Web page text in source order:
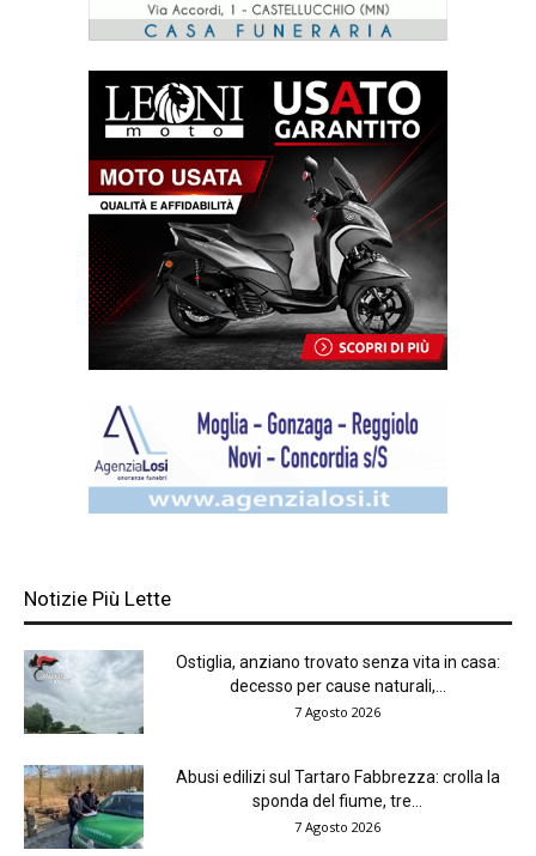
Notizie Più Lette
Ostiglia, anziano trovato senza vita in casa:
decesso per cause naturali,...
7 Agosto 2026
Abusi edilizi sul Tartaro Fabbrezza: crolla la
sponda del fiume, tre...
7 Agosto 2026